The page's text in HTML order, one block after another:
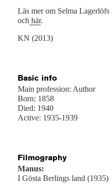
Läs mer om Selma
och här.
KN (2013)
Basic info
Main profession: Author
Born: 1858
Died: 1940
Active: 1935-1939
Filmography
Manus:
I Gösta Berlings land (1935)